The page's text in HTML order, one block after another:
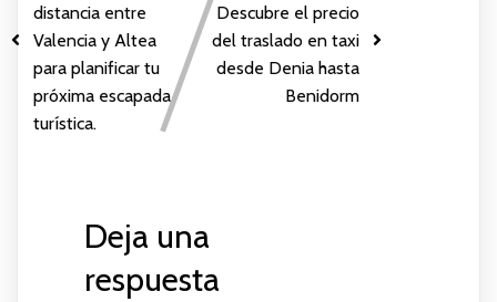
distancia entre
Valencia y Altea
para planificar tu
próxima escapada
turística.
Descubre el precio
del traslado en taxi
desde Denia hasta
Benidorm
Deja una
respuesta